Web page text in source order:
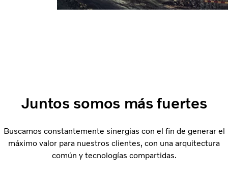
Juntos somos más fuertes
Buscamos constantemente sinergias con el fin de generar el
máximo valor para nuestros clientes, con una arquitectura
común y tecnologías compartidas.